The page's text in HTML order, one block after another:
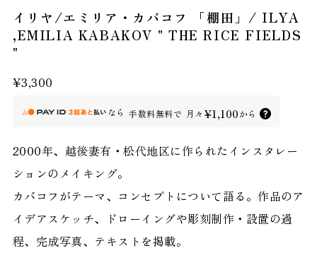
イリヤ/エミリア・カバコフ 「棚田」/ ILYA
,EMILIA KABAKOV " THE RICE FIELDS
"
¥3,300
なら 手数料無料で 月々 ¥1,100から
2000年、越後妻有・松代地区に作られたインスタレー
ションのメイキング。
カバコフがテーマ、コンセプトについて語る。作品のア
イデアスケッチ、ドローイングや彫刻制作・設置の過
程、完成写真、テキストを掲載。